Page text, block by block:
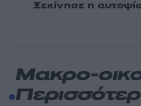
Ξεκίνησε η
Μακρο-